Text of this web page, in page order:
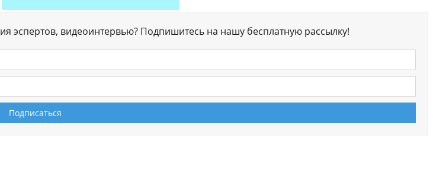
эспертов, видеоинтервью? Подпишитесь на нашу бесплатную рассылку!